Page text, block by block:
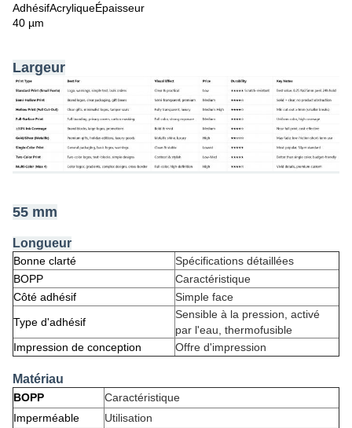
AdhésifAcryliqueÉpaisseur
40 µm
Largeur
55 mm
Longueur
Bonne clarté
Spécifications détaillées
BOPP
Caractéristique
Côté adhésif
Simple face
Type d'adhésif
Sensible à la pression, activé
par l'eau, thermofusible
Impression de conception
Offre d'impression
Matériau
BOPP
Caractéristique
Imperméable
Utilisation